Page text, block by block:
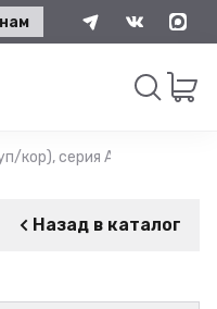
Искать
серия А, TALISMAN
Назад в каталог